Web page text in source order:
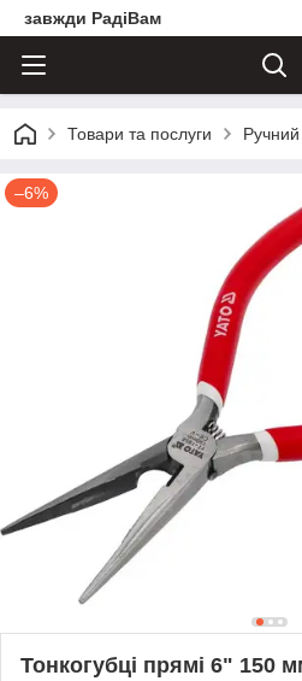
завжди РадіВам
Товари та послуги Ручний
–6%
Тонкогубці прямі 6" 150